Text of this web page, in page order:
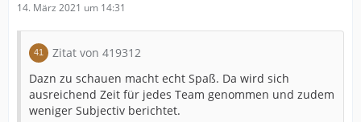
14. März 2021 um 14:31
Zitat von 419312
Dazn zu schauen macht echt Spaß. Da wird sich
ausreichend Zeit für jedes Team genommen und zudem
weniger Subjectiv berichtet.